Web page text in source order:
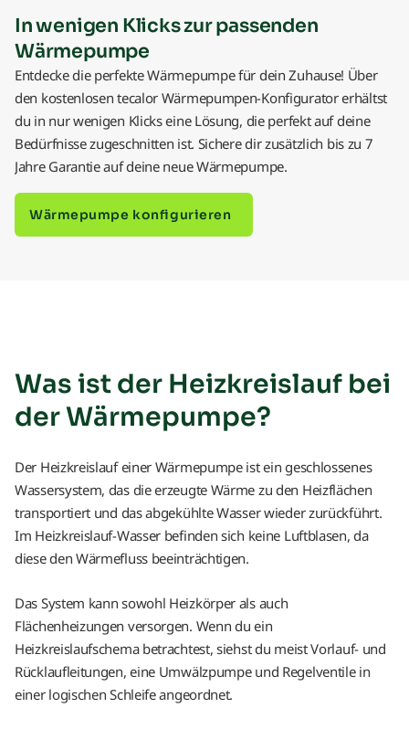
In wenigen Klicks zur passenden
Wärmepumpe
Entdecke die perfekte Wärmepumpe für dein Zuhause! Über
den kostenlosen tecalor Wärmepumpen-Konfigurator erhältst
du in nur wenigen Klicks eine Lösung, die perfekt auf deine
Bedürfnisse zugeschnitten ist. Sichere dir zusätzlich bis zu 7
Jahre Garantie auf deine neue Wärmepumpe.
Wärmepumpe konfigurieren
Was ist der Heizkreislauf bei
der Wärmepumpe?
Der Heizkreislauf einer Wärmepumpe ist ein geschlossenes
Wassersystem, das die erzeugte Wärme zu den Heizflächen
transportiert und das abgekühlte Wasser wieder zurückführt.
Im Heizkreislauf-Wasser befinden sich keine Luftblasen, da
diese den Wärmefluss beeinträchtigen.
Das System kann sowohl Heizkörper als auch
Flächenheizungen versorgen. Wenn du ein
Heizkreislaufschema betrachtest, siehst du meist Vorlauf- und
Rücklaufleitungen, eine Umwälzpumpe und Regelventile in
einer logischen Schleife angeordnet.